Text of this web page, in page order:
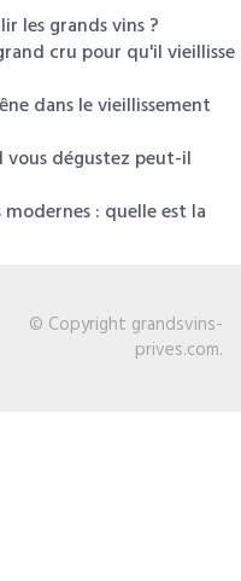
les grands vins ?
cru pour qu'il vieillisse
dans le vieillissement
vous dégustez peut-il
modernes : quelle est la
© Copyright grandsvins-
prives.com.